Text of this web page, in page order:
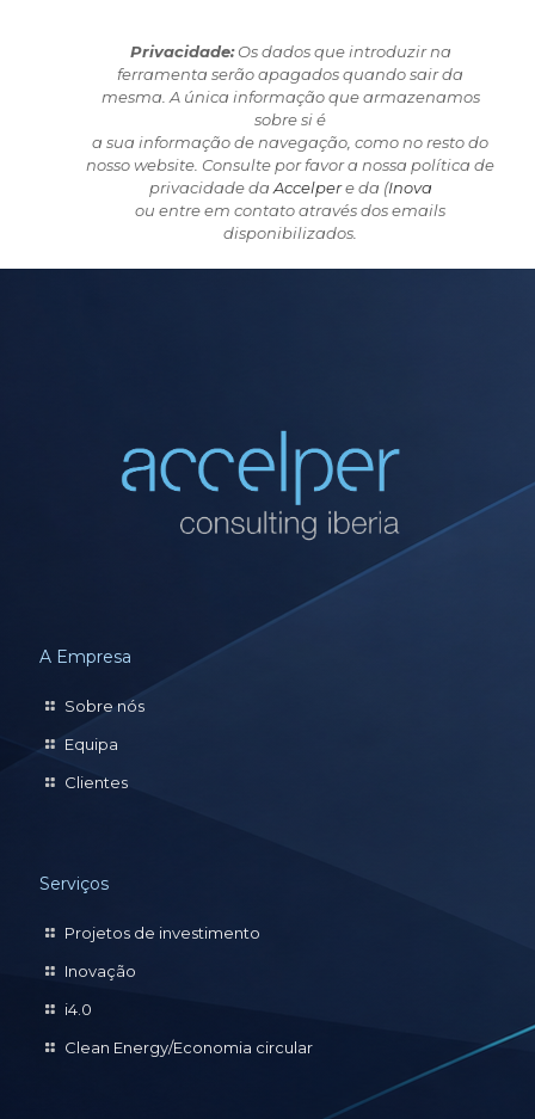
Privacidade:Os dados que introduzir na
ferramenta serão apagados quando sair da
mesma. A única informação que armazenamos
sobre si é
a sua informação de navegação, como no resto do
nosso website. Consulte por favor a nossa política de
privacidade da Accelpere da (Inova
ou entre em contato através dos emails
disponibilizados.
A Empresa
Sobre nós
Equipa
Clientes
Serviços
Projetos de investimento
Inovação
i4.0
Clean Energy/Economia circular